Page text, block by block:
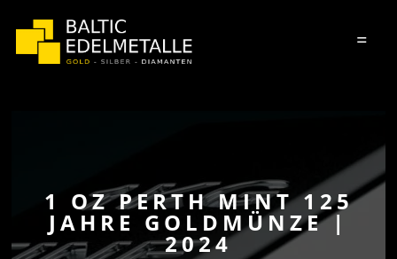
=
1 OZ PERTH MINT 125
JAHRE GOLDMÜNZE |
2024